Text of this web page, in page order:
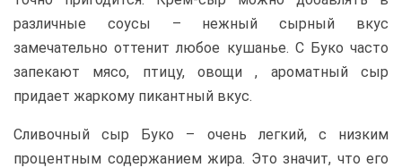
различные соусы – нежный сырный вкус
замечательно оттенит любое кушанье. С Буко часто
запекают мясо, птицу, овощи , ароматный сыр
придает жаркому пикантный вкус.
Сливочный сыр Буко – очень легкий, с низким
процентным содержанием жира. Это значит, что его